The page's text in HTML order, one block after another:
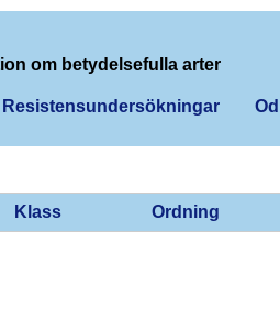
om betydelsefulla arter
Resistensundersökningar
Klass Ordning